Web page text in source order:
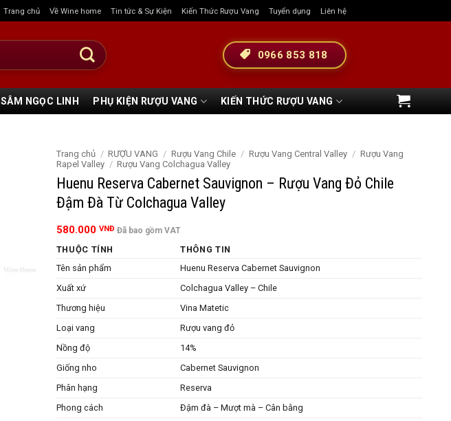
Trang chủ Về Wine home Tin tức & Sự Kiện Kiến Thức Rượu Vang Tuyển dụng Liên hệ
0966 853 818
SÂM NGỌC LINH PHỤ KIỆN RƯỢU VANG KIẾN THỨC RƯỢU VANG
Trang chủ / RƯỢU VANG / Rượu Vang Chile / Rượu Vang Central Valley / Rượu Vang
Rapel Valley / Rượu Vang Colchagua Valley
Huenu Reserva Cabernet Sauvignon – Rượu Vang Đỏ Chile
Đậm Đà Từ Colchagua Valley
580.000 VNĐ Đã bao gồm VAT
THUỘC TÍNH
THÔNG TIN
Tên sản phẩm
Huenu Reserva Cabernet Sauvignon
Xuất xứ
Colchagua Valley – Chile
Thương hiệu
Vina Matetic
Loại vang
Rượu vang đỏ
Nồng độ
14%
Giống nho
Cabernet Sauvignon
Phân hạng
Reserva
Phong cách
Đậm đà – Mượt mà – Cân bằng